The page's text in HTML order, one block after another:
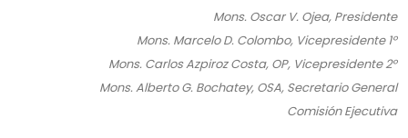
Mons. Oscar V. Ojea, Presidente
Mons. Marcelo D. Colombo, Vicepresidente 1º
Mons. Carlos Azpiroz Costa, OP, Vicepresidente 2º
Mons. Alberto G. Bochatey, OSA, Secretario General
Comisión Ejecutiva